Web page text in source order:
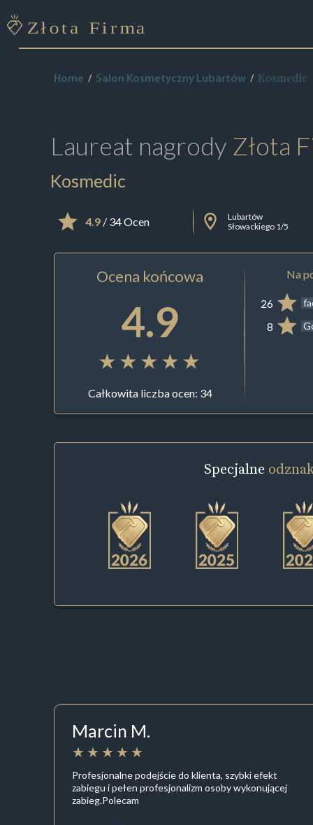
Home Salon Kosmetyczny Lubartów Kosmedic
Laureat nagrody Złota
Kosmedic
4.9/ 34 Ocen
Lubartów
Słowackiego 1/5
Ocena końcowa
4.9
Całkowita liczba ocen: 34
Na
26
8
Specjalne
Marcin M.
Profesjonalne podejście do klienta, szybki efekt
zabiegu i pełen profesjonalizm osoby wykonującej
zabieg.Polecam